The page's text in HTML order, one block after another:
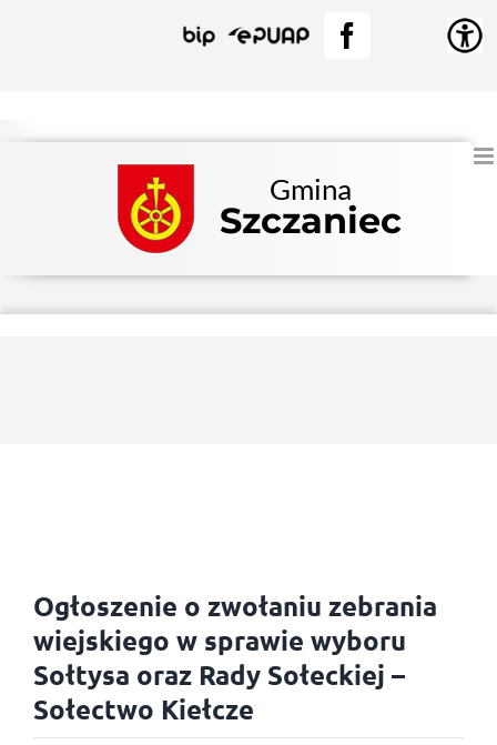
BIP EPUAPFacebook
Gmina
Szczaniec
Ogłoszenie o zwołaniu zebrania
wiejskiego w sprawie wyboru
Sołtysa oraz Rady Sołeckiej –
Sołectwo Kiełcze